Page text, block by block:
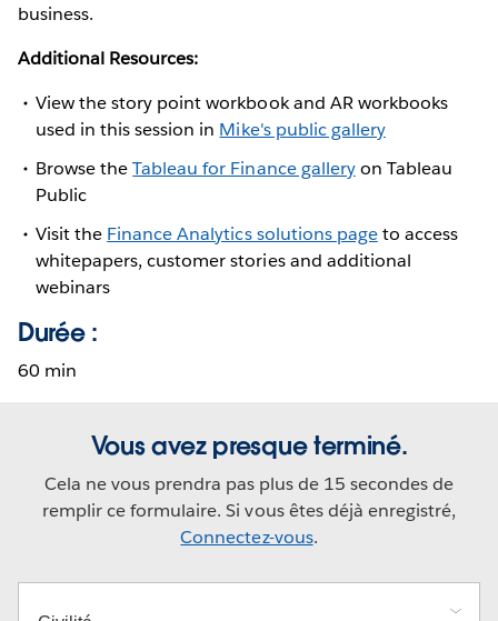
business.
Additional Resources:
View the story point workbook and AR workbooks
used in this session in Mike's public gallery
Browse theTableau for Finance galleryon Tableau
Public
Visit the Finance Analytics solutions pageto access
whitepapers, customer stories and additional
webinars
Durée :
60 min
Vous avez presque terminé.
Cela ne vous prendra pas plus de 15 secondes de
remplir ce formulaire. Si vous êtes déjà enregistré,
Connectez-vous.